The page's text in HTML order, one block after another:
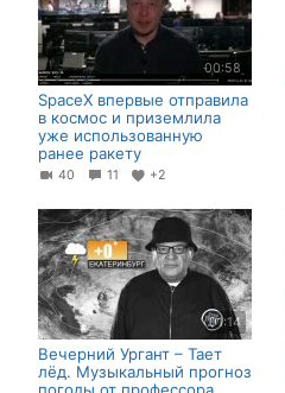
00:58
SpaceX впервые отправила
в космос и приземлила
уже использованную
ранее ракету
40 11 +2
01:14
Вечерний Ургант – Тает
лёд. Музыкальный прогноз